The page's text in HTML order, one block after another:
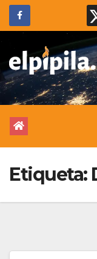
Etiqueta: